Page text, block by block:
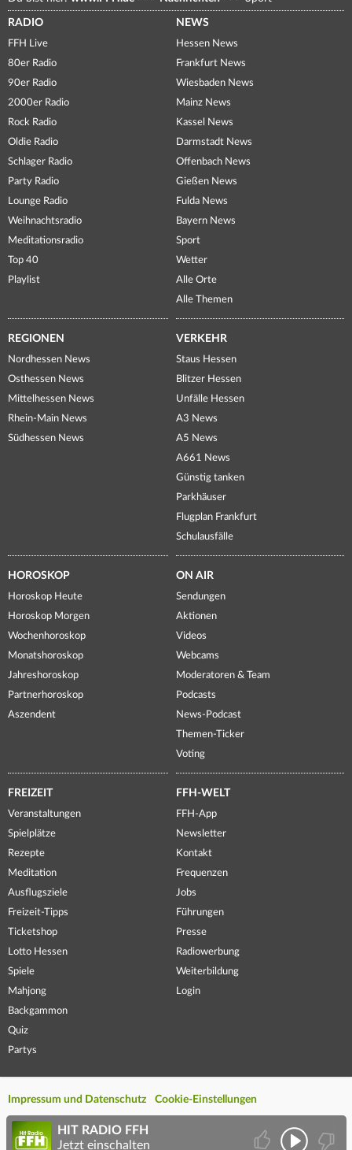
RADIO
FFH Live
80er Radio
90er Radio
2000er Radio
Rock Radio
Oldie Radio
Schlager Radio
Party Radio
Lounge Radio
Weihnachtsradio
Meditationsradio
Top 40
Playlist
NEWS
Hessen News
Frankfurt News
Wiesbaden News
Mainz News
Kassel News
Darmstadt News
Offenbach News
Gießen News
Fulda News
Bayern News
Sport
Wetter
Alle Orte
Alle Themen
REGIONEN
Nordhessen News
Osthessen News
Mittelhessen News
Rhein-Main News
Südhessen News
VERKEHR
Staus Hessen
Blitzer Hessen
Unfälle Hessen
A3 News
A5 News
A661 News
Günstig tanken
Parkhäuser
Flugplan Frankfurt
Schulausfälle
HOROSKOP
Horoskop Heute
Horoskop Morgen
Wochenhoroskop
Monatshoroskop
Jahreshoroskop
Partnerhoroskop
Aszendent
ON AIR
Sendungen
Aktionen
Videos
Webcams
Moderatoren & Team
Podcasts
News-Podcast
Themen-Ticker
Voting
FREIZEIT
Veranstaltungen
Spielplätze
Rezepte
Meditation
Ausflugsziele
Freizeit-Tipps
Ticketshop
Lotto Hessen
Spiele
Mahjong
Backgammon
Quiz
Partys
FFH-WELT
FFH-App
Newsletter
Kontakt
Frequenzen
Jobs
Führungen
Presse
Radiowerbung
Weiterbildung
Login
Impressum und Datenschutz Cookie-Einstellungen
HIT RADIO FFH
Jetzt einschalten